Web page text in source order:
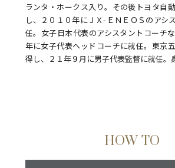
ランタ・ホークス入り。その後トヨタ自
し、２０１０年にＪＸ-ＥＮＥＯＳのアシ
任。女子日本代表のアシスタントコーチ
年に女子代表ヘッドコーチに就任。東京
得し、２１年９月に男子代表監督に就任。
HOW TO